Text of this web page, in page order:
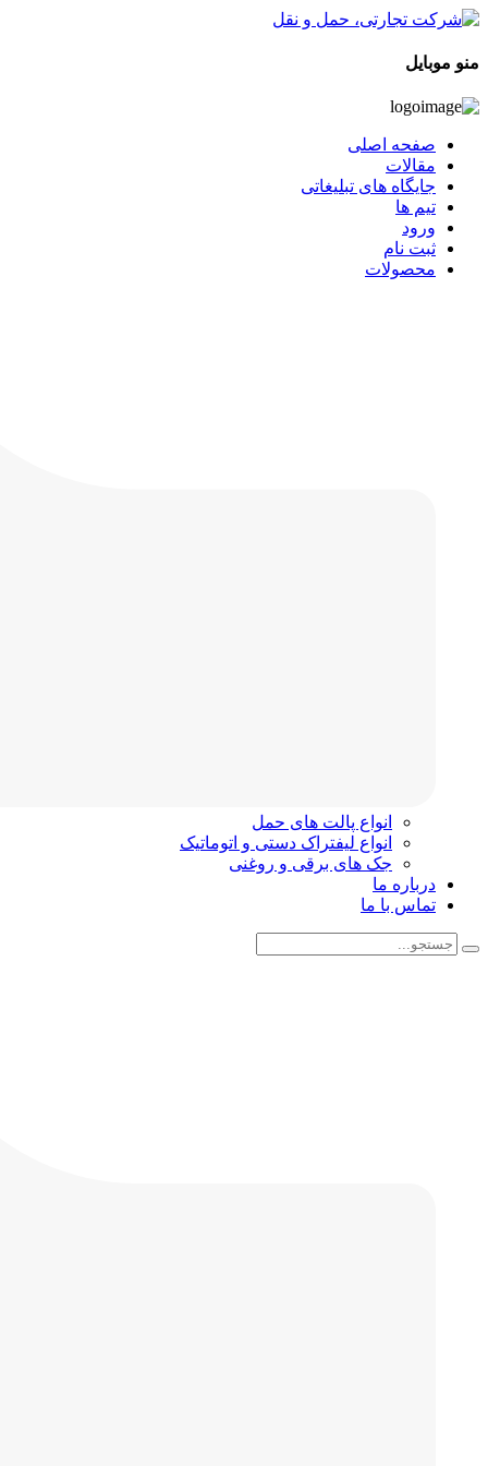
منو موبایل
صفحه اصلی
مقالات
جایگاه های تبلیغاتی
تیم ها
ورود
ثبت نام
محصولات
انواع پالت های حمل
انواع لیفتراک دستی و اتوماتیک
جک های برقی و روغنی
درباره ما
تماس با ما